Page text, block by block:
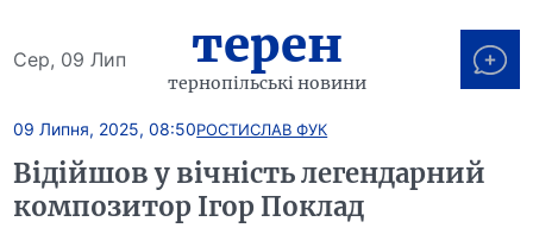
Сер, 09 Лип терен
тернопільські новини
09 Липня, 2025, 08:50РОСТИСЛАВ ФУК
Відійшов у вічність легендарний
композитор Ігор Поклад